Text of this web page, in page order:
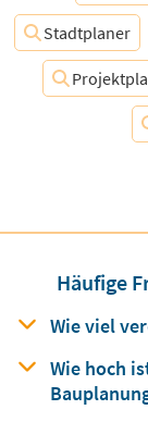
Stadtplaner
Häufige
Wie viel
Wie hoch